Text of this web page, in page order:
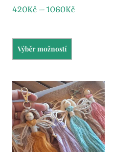
420Kč –1060Kč
Výběr možností